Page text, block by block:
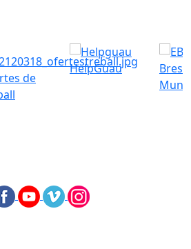
de
HelpGuau